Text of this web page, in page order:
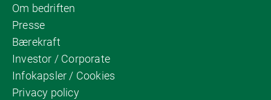
Om bedriften
Presse
Bærekraft
Investor / Corporate
Infokapsler / Cookies
Privacy policy